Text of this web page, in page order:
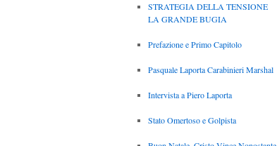
STRATEGIA DELLA TENSIONE
LA GRANDE BUGIA
Prefazione e Primo Capitolo
Pasquale Laporta Carabinieri Marshal
Intervista a Piero Laporta
Stato Omertoso e Golpista